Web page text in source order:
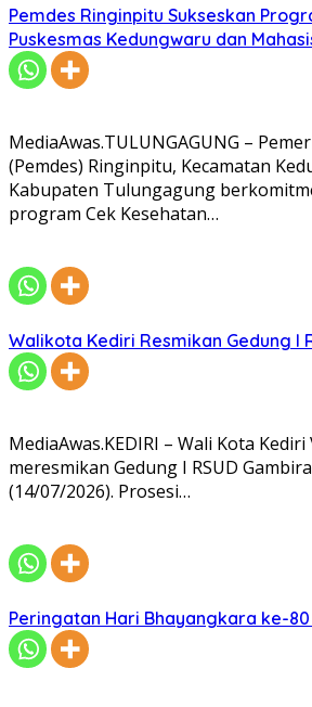
Pemdes Ringinpitu Sukseskan
Puskesmas Kedungwaru dan
MediaAwas.TULUNGAGUNG –
(Pemdes) Ringinpitu, Kecamatan
Kabupaten Tulungagung
program Cek Kesehatan…
Walikota Kediri Resmikan Gedung I
MediaAwas.KEDIRI – Wali Kota
meresmikan Gedung I RSUD
(14/07/2026). Prosesi…
Peringatan Hari Bhayangkara ke-